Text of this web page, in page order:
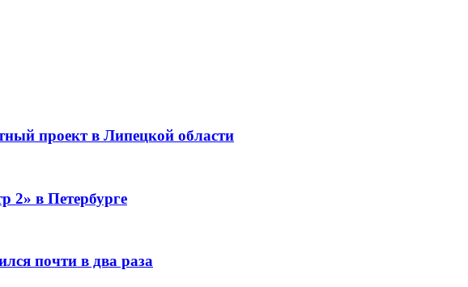
проект в Липецкой области
2» в Петербурге
почти в два раза